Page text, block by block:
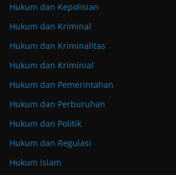
Hukum dan Kepolisian
Hukum dan Kriminal
Hukum dan Kriminalitas
Hukum dan Kriminial
Hukum dan Pemerintahan
Hukum dan Perburuhan
Hukum dan Politik
Hukum dan Regulasi
Hukum Islam